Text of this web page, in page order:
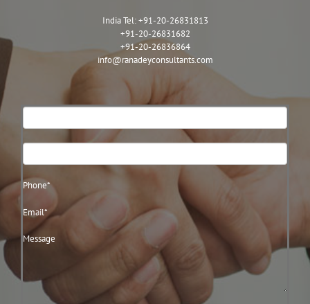
India Tel:+91-20-26831813
+91-20-26831682
+91-20-26836864
info@ranadeyconsultants.com
Contact
Us